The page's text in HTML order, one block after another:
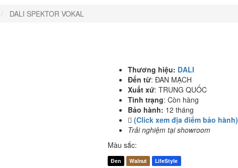
DALI SPEKTOR VOKAL
Thương hiệu: DALI
Đến từ: ĐAN MẠCH
Xuất xứ: TRUNG QUỐC
Tình trạng: Còn hàng
Bảo hành: 12 tháng
(Click xem địa điểm bảo hành)
Trải nghiệm tại showroom
Màu sắc:
Đen Walnut LifeStyle